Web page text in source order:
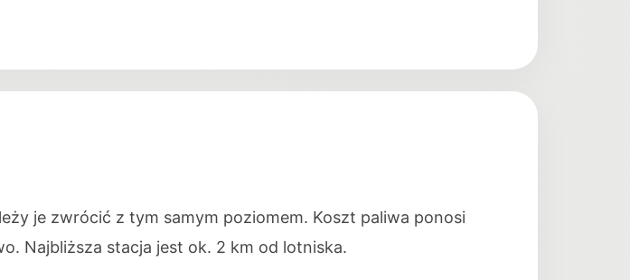
je zwrócić z tym samym poziomem. Koszt paliwa ponosi
Najbliższa stacja jest ok. 2 km od lotniska.